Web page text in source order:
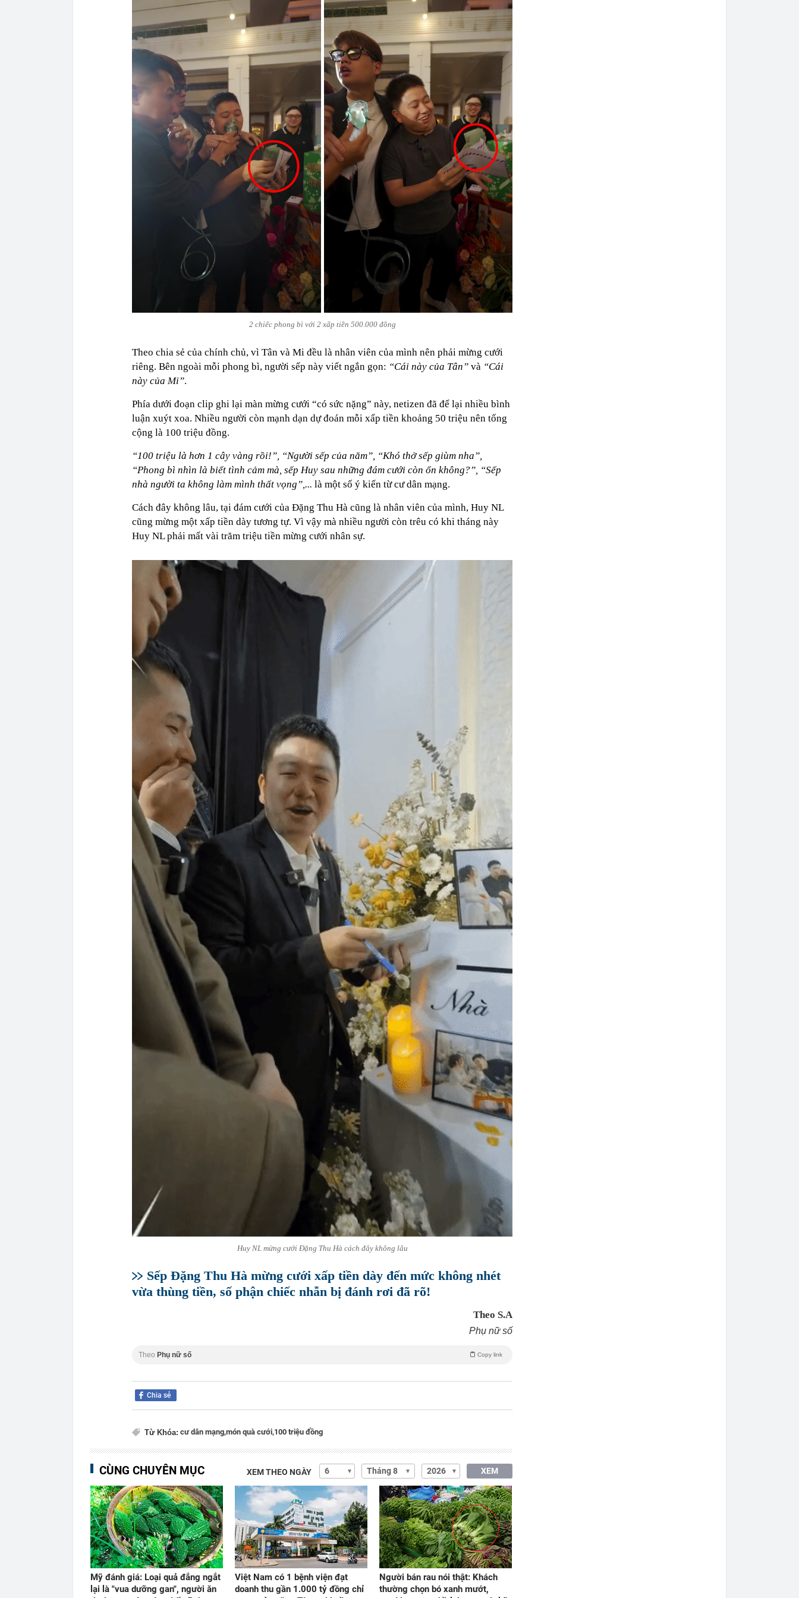
2 chiếc phong bì với 2 xấp tiền 500.000 đồng
Theo chia sẻ của chính chủ, vì Tân và Mi đều là nhân viên của mình nên phải mừng cưới
riêng. Bên ngoài mỗi phong bì, người sếp này viết ngắn gọn: “Cái này của Tân” và “Cái
này của Mi”.
Phía dưới đoạn clip ghi lại màn mừng cưới “có sức nặng” này, netizen đã để lại nhiều bình
luận xuýt xoa. Nhiều người còn mạnh dạn dự đoán mỗi xấp tiền khoảng 50 triệu nên tổng
cộng là 100 triệu đồng.
“100 triệu là hơn 1 cây vàng rồi!”, “Người sếp của năm”, “Khó thở sếp giùm nha”,
“Phong bì nhìn là biết tình cảm mà, sếp Huy sau những đám cưới còn ổn không?”, “Sếp
nhà người ta không làm mình thất vọng”,... là một số ý kiến từ cư dân mạng.
Cách đây không lâu, tại đám cưới của Đặng Thu Hà cũng là nhân viên của mình, Huy NL
cũng mừng một xấp tiền dày tương tự. Vì vậy mà nhiều người còn trêu có khi tháng này
Huy NL phải mất vài trăm triệu tiền mừng cưới nhân sự.
Huy NL mừng cưới Đặng Thu Hà cách đây không lâu
Sếp Đặng Thu Hà mừng cưới xấp tiền dày đến mức không nhét
vừa thùng tiền, số phận chiếc nhẫn bị đánh rơi đã rõ!
Theo S.A
Phụ nữ số
Theo Phụ nữ số Copy link
Chia sẻ
Từ Khóa: cư dân mạng,món quà cưới,100 triệu đồng
CÙNG CHUYÊN MỤC XEM THEO NGÀY XEM
Mỹ đánh giá: Loại quả đắng ngắt
lại là "vua dưỡng gan", người ăn
Việt Nam có 1 bệnh viện đạt
doanh thu gần 1.000 tỷ đồng chỉ
Người bán rau nói thật: Khách
thường chọn bó xanh mướt,